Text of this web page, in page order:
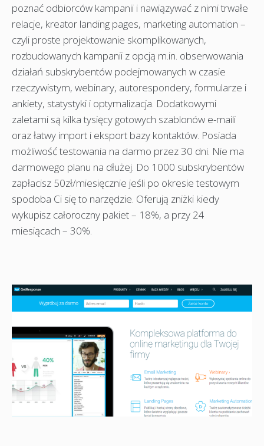
poznać odbiorców kampanii i nawiązywać z nimi trwałe
relacje, kreator landing pages, marketing automation –
czyli proste projektowanie skomplikowanych,
rozbudowanych kampanii z opcją m.in. obserwowania
działań subskrybentów podejmowanych w czasie
rzeczywistym, webinary, autorespondery, formularze i
ankiety, statystyki i optymalizacja. Dodatkowymi
zaletami są kilka tysięcy gotowych szablonów e-maili
oraz łatwy import i eksport bazy kontaktów. Posiada
możliwość testowania na darmo przez 30 dni. Nie ma
darmowego planu na dłużej. Do 1000 subskrybentów
zapłacisz 50zł/miesięcznie jeśli po okresie testowym
spodoba Ci się to narzędzie. Oferują zniżki kiedy
wykupisz całoroczny pakiet – 18%, a przy 24
miesiącach – 30%.